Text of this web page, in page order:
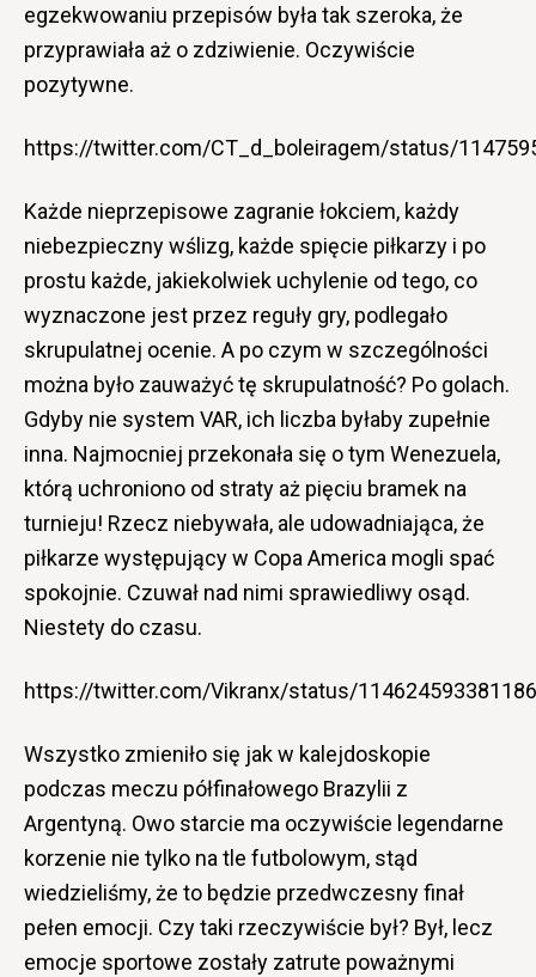
egzekwowaniu przepisów była tak szeroka, że
przyprawiała aż o zdziwienie. Oczywiście
pozytywne.
https://twitter.com/CT_d_boleiragem/status/
Każde nieprzepisowe zagranie łokciem, każdy
niebezpieczny wślizg, każde spięcie piłkarzy i po
prostu każde, jakiekolwiek uchylenie od tego, co
wyznaczone jest przez reguły gry, podlegało
skrupulatnej ocenie. A po czym w szczególności
można było zauważyć tę skrupulatność? Po golach.
Gdyby nie system VAR, ich liczba byłaby zupełnie
inna. Najmocniej przekonała się o tym Wenezuela,
którą uchroniono od straty aż pięciu bramek na
turnieju! Rzecz niebywała, ale udowadniająca, że
piłkarze występujący w Copa America mogli spać
spokojnie. Czuwał nad nimi sprawiedliwy osąd.
Niestety do czasu.
https://twitter.com/Vikranx/status/
Wszystko zmieniło się jak w kalejdoskopie
podczas meczu półfinałowego Brazylii z
Argentyną. Owo starcie ma oczywiście legendarne
korzenie nie tylko na tle futbolowym, stąd
wiedzieliśmy, że to będzie przedwczesny finał
pełen emocji. Czy taki rzeczywiście był? Był, lecz
emocje sportowe zostały zatrute poważnymi